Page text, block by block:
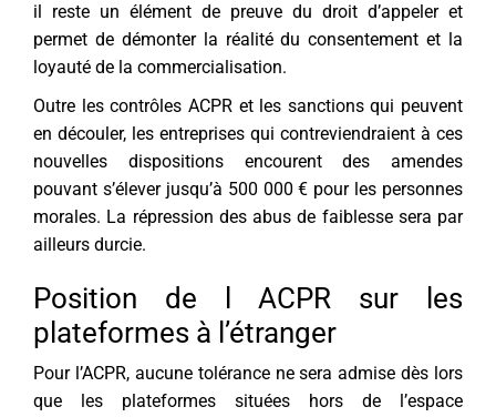
il reste un élément de preuve du droit d’appeler et
permet de démonter la réalité du consentement et la
loyauté de la commercialisation.
Outre les contrôles ACPR et les sanctions qui peuvent
en découler, les entreprises qui contreviendraient à ces
nouvelles dispositions encourent des amendes
pouvant s’élever jusqu’à 500 000 € pour les personnes
morales. La répression des abus de faiblesse sera par
ailleurs durcie.
Position de l ACPR sur les
plateformes à l’étranger
Pour l’ACPR, aucune tolérance ne sera admise dès lors
que les plateformes situées hors de l’espace